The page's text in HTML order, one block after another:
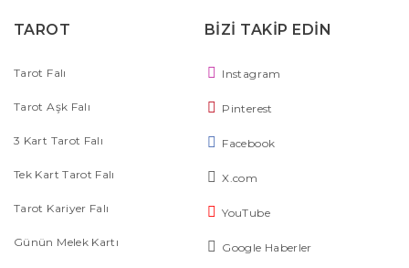
TAROT
Tarot Falı
Tarot Aşk Falı
3 Kart Tarot Falı
Tek Kart Tarot Falı
Tarot Kariyer Falı
Günün Melek Kartı
BİZİ TAKİP EDİN
Instagram
Pinterest
Facebook
X.com
YouTube
Google Haberler